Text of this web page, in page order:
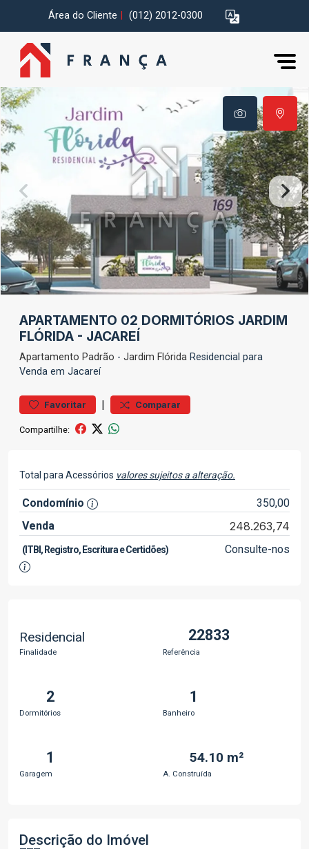
Área do Cliente (012) 2012-0300
APARTAMENTO 02 DORMITÓRIOS JARDIM
FLÓRIDA - JACAREÍ
Apartamento Padrão - Jardim Flórida Residencial para
Venda em Jacareí
Favoritar | Comparar
Compartilhe:
Total para Acessórios valores sujeitos a alteração.
Condomínio
350,00
Venda
248.263,74
(ITBI, Registro, Escritura e Certidões) Consulte-nos
Residencial
Finalidade
22833
Referência
2
Dormitórios
1
Banheiro
1
Garagem
54.10 m²
A. Construída
Descrição do Imóvel